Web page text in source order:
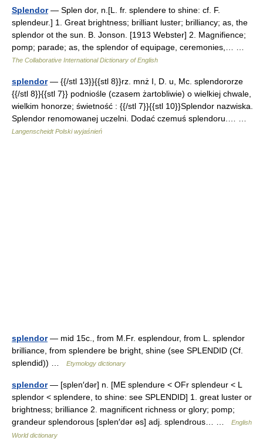
Splendor— Splen dor, n.[L. fr. splendere to shine: cf. F.
splendeur.] 1. Great brightness; brilliant luster; brilliancy; as, the
splendor ot the sun. B. Jonson. [1913 Webster] 2. Magnifience;
pomp; parade; as, the splendor of equipage, ceremonies,… …
The Collaborative International Dictionary of English
splendor— {{/stl 13}}{{stl 8}}rz. mnż I, D. u, Mc. splendororze
{{/stl 8}}{{stl 7}} podniośle (czasem żartobliwie) o wielkiej chwale,
wielkim honorze; świetność : {{/stl 7}}{{stl 10}}Splendor nazwiska.
Splendor renomowanej uczelni. Dodać czemuś splendoru.… …
Langenscheidt Polski wyjaśnień
splendor— mid 15c., from M.Fr. esplendour, from L. splendor
brilliance, from splendere be bright, shine (see SPLENDID (Cf.
splendid)) …
Etymology dictionary
splendor— [splen′dər] n. [ME splendure < OFr splendeur < L
splendor < splendere, to shine: see SPLENDID] 1. great luster or
brightness; brilliance 2. magnificent richness or glory; pomp;
grandeur splendorous [splen′dər əs] adj. splendrous… …
English
World dictionary